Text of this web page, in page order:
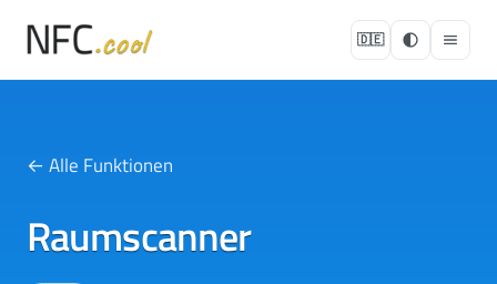
🇩🇪
← Alle Funktionen
Raumscanner